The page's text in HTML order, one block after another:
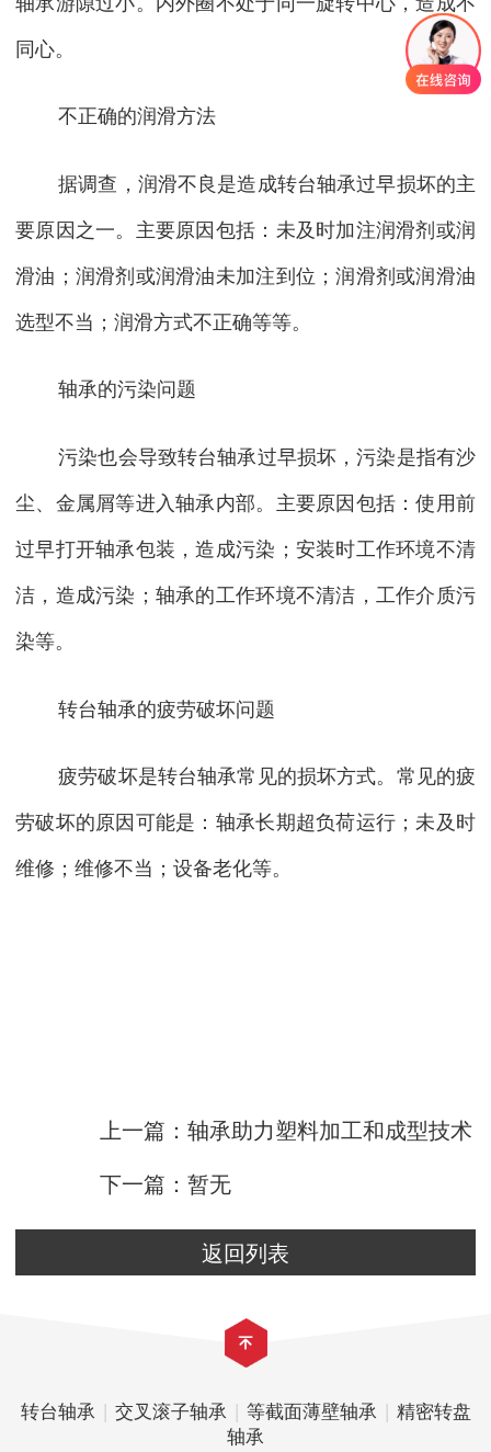
同心。
不正确的润滑方法
据调查，润滑不良是造成转台轴承过早损坏的主
要原因之一。主要原因包括：未及时加注润滑剂或润
滑油；润滑剂或润滑油未加注到位；润滑剂或润滑油
选型不当；润滑方式不正确等等。
轴承的污染问题
污染也会导致转台轴承过早损坏，污染是指有沙
尘、金属屑等进入轴承内部。主要原因包括：使用前
过早打开轴承包装，造成污染；安装时工作环境不清
洁，造成污染；轴承的工作环境不清洁，工作介质污
染等。
转台轴承的疲劳破坏问题
疲劳破坏是转台轴承常见的损坏方式。常见的疲
劳破坏的原因可能是：轴承长期超负荷运行；未及时
维修；维修不当；设备老化等。
上一篇：轴承助力塑料加工和成型技术
下一篇：暂无
返回列表
转台轴承 | 交叉滚子轴承 | 等截面薄壁轴承 | 精密转盘
轴承